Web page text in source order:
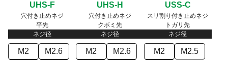
UHS-F
穴付き止めネジ
平先
ネジ径
M2
M2.6
UHS-H
穴付き止めネジ
クボミ先
ネジ径
M2
M2.6
USS-C
スリ割り付き止めネジ
トガリ先
ネジ径
M2
M2.5